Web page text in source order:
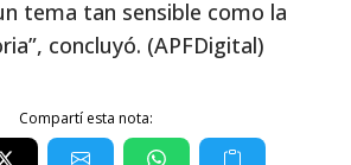
tema tan sensible como la
concluyó. (APFDigital)
Compartí esta nota: